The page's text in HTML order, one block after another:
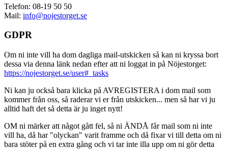
Telefon: 08-19 50 50
Mail: info@nojestorget.se
GDPR
Om ni inte vill ha dom dagliga mail-utskicken så kan ni kryssa bort
dessa via denna länk nedan efter att ni loggat in på Nöjestorget:
https://nojestorget.se/user#_tasks
Ni kan ju också bara klicka på AVREGISTERA i dom mail som
kommer från oss, så raderar vi er från utskicken... men så har vi ju
alltid haft det så detta är ju inget nytt!
OM ni märker att något gått fel, så ni ÄNDÅ får mail som ni inte
vill ha, då har "olyckan" varit framme och då fixar vi till detta om ni
bara stöter på en extra gång och vi tar inte illa upp om ni gör detta